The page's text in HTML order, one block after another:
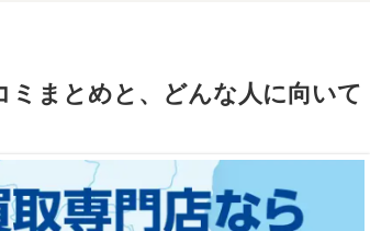
ミまとめと、どんな人に向いて